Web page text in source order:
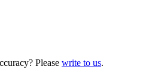
Please write to us.